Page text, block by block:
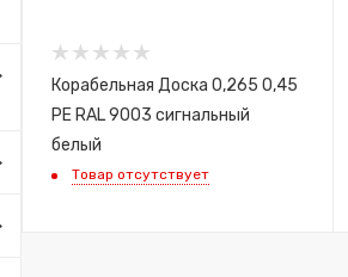
Корабельная Доска 0,265 0,45
PE RAL 9003 сигнальный
белый
Товар отсутствует